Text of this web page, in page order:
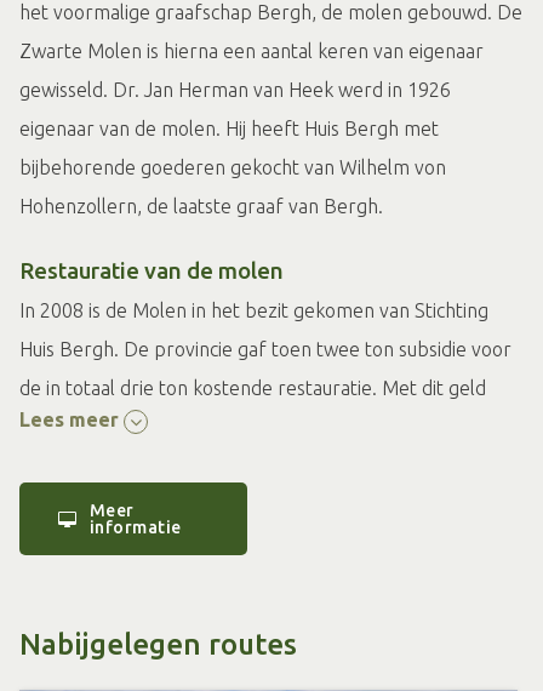
het voormalige graafschap Bergh, de molen gebouwd. De
Zwarte Molen is hierna een aantal keren van eigenaar
gewisseld. Dr. Jan Herman van Heek werd in 1926
eigenaar van de molen. Hij heeft Huis Bergh met
bijbehorende goederen gekocht van Wilhelm von
Hohenzollern, de laatste graaf van Bergh.
Restauratie van de molen
In 2008 is de Molen in het bezit gekomen van Stichting
Huis Bergh. De provincie gaf toen twee ton subsidie voor
de in totaal drie ton kostende restauratie. Met dit geld
werd het metselwerk werd opnieuw gevoegd en de
voltooid in november 2018. Bijzonder is dat het
Lees meer
Meer
informatie
Nabijgelegen routes